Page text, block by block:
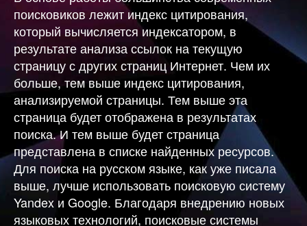
поисковиков лежит индекс цитирования,
который вычисляется индексатором, в
результате анализа ссылок на текущую
страницу с других страниц Интернет. Чем их
больше, тем выше индекс цитирования,
анализируемой страницы. Тем выше эта
страница будет отображена в результатах
поиска. И тем выше будет страница
представлена в списке найденных ресурсов.
Для поиска на русском языке, как уже писала
выше, лучше использовать поисковую систему
Yandex и Google. Благодаря внедрению новых
языковых технологий, поисковые системы